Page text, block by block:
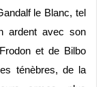
le Blanc, tel
ardent avec son
et de Bilbo
ténèbres, de la